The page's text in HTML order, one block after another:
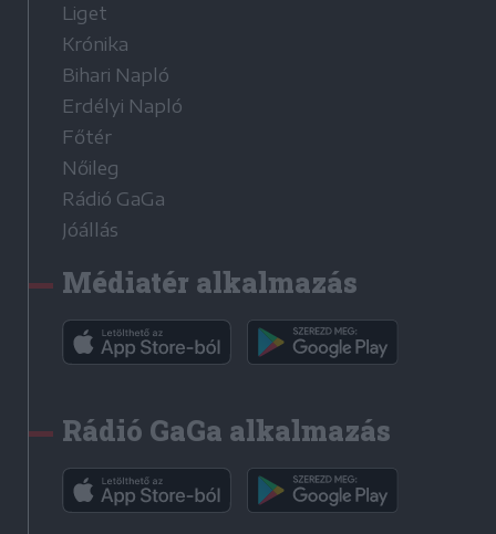
Liget
Krónika
Bihari Napló
Erdélyi Napló
Főtér
Nőileg
Rádió GaGa
Jóállás
Médiatér alkalmazás
Rádió GaGa alkalmazás